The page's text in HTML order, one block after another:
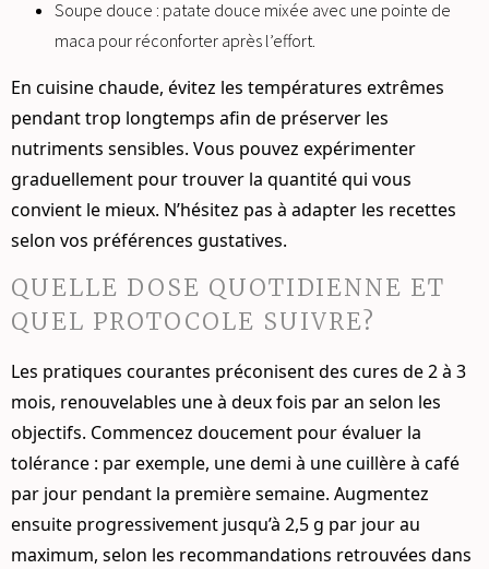
Soupe douce : patate douce mixée avec une pointe de
maca pour réconforter après l’effort.
En cuisine chaude, évitez les températures extrêmes
pendant trop longtemps afin de préserver les
nutriments sensibles. Vous pouvez expérimenter
graduellement pour trouver la quantité qui vous
convient le mieux. N’hésitez pas à adapter les recettes
selon vos préférences gustatives.
QUELLE DOSE QUOTIDIENNE ET
QUEL PROTOCOLE SUIVRE?
Les pratiques courantes préconisent des cures de 2 à 3
mois, renouvelables une à deux fois par an selon les
objectifs. Commencez doucement pour évaluer la
tolérance : par exemple, une demi à une cuillère à café
par jour pendant la première semaine. Augmentez
ensuite progressivement jusqu’à 2,5 g par jour au
maximum, selon les recommandations retrouvées dans